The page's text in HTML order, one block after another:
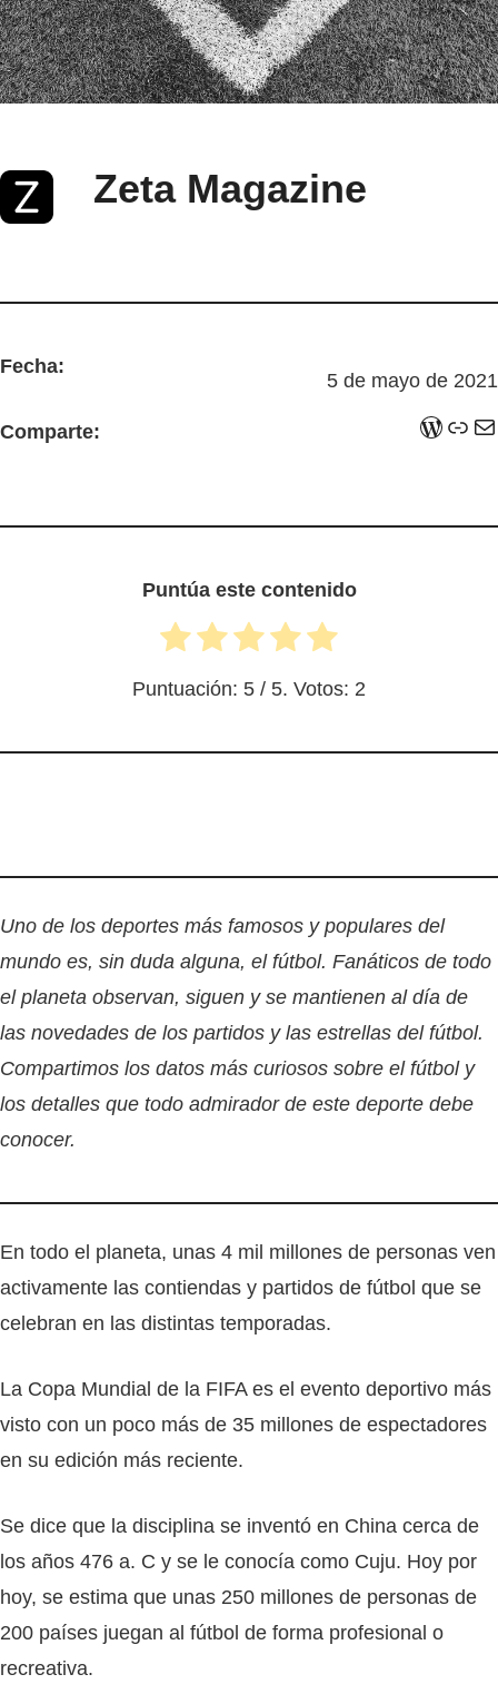
Zeta Magazine
Fecha:
5 de mayo de 2021
Comparte: WordPress Enlace Correo electrónico
Puntúa este contenido
Puntuación: 5 / 5. Votos: 2
Uno de los deportes más famosos y populares del
mundo es, sin duda alguna, el fútbol. Fanáticos de todo
el planeta observan, siguen y se mantienen al día de
las novedades de los partidos y las estrellas del fútbol.
Compartimos los datos más curiosos sobre el fútbol y
los detalles que todo admirador de este deporte debe
conocer.
En todo el planeta, unas 4 mil millones de personas ven
activamente las contiendas y partidos de fútbol que se
celebran en las distintas temporadas.
La Copa Mundial de la FIFA es el evento deportivo más
visto con un poco más de 35 millones de espectadores
en su edición más reciente.
Se dice que la disciplina se inventó en China cerca de
los años 476 a. C y se le conocía como Cuju. Hoy por
hoy, se estima que unas 250 millones de personas de
200 países juegan al fútbol de forma profesional o
recreativa.